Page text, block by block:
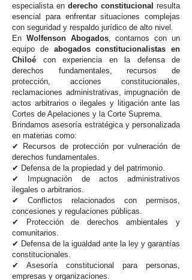
especialista en derecho constitucional resulta
esencial para enfrentar situaciones complejas
con seguridad y respaldo jurídico de alto nivel.
En Wolfenson Abogados, contamos con un
equipo de abogados constitucionalistas en
Chiloé con experiencia en la defensa de
derechos fundamentales, recursos de
protección, acciones constitucionales,
reclamaciones administrativas, impugnación de
actos arbitrarios o ilegales y litigación ante las
Cortes de Apelaciones y la Corte Suprema.
Brindamos asesoría estratégica y personalizada
en materias como:
✔ Recursos de protección por vulneración de
derechos fundamentales.
✔ Defensa de la propiedad y del patrimonio.
✔ Impugnación de actos administrativos
ilegales o arbitrarios.
✔ Conflictos relacionados con permisos,
concesiones y regulaciones públicas.
✔ Protección de derechos ambientales y
comunitarios.
✔ Defensa de la igualdad ante la ley y garantías
constitucionales.
✔ Asesoría constitucional para personas,
empresas y organizaciones.